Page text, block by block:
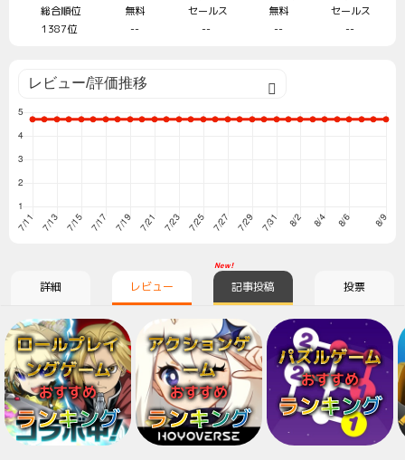
総合順位
1387位
無料
--
セールス
--
無料
--
セールス
--
詳細 レビュー
New!
記事投稿 投票
ロールプレイ
ングゲーム
おすすめ
ランキング
アクションゲ
ーム
おすすめ
ランキング
パズルゲーム
おすすめ
ランキング